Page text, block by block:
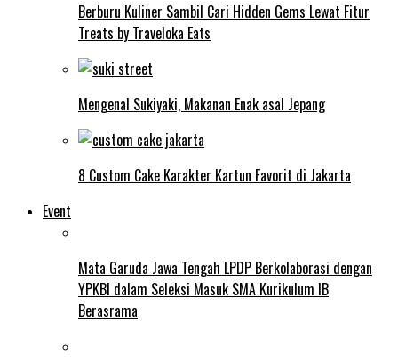
Berburu Kuliner Sambil Cari Hidden Gems Lewat Fitur
Treats by Traveloka Eats
Mengenal Sukiyaki, Makanan Enak asal Jepang
8 Custom Cake Karakter Kartun Favorit di Jakarta
Event
Mata Garuda Jawa Tengah LPDP Berkolaborasi dengan
YPKBI dalam Seleksi Masuk SMA Kurikulum IB
Berasrama